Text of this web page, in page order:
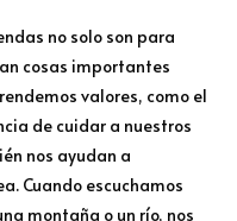
no solo son para
cosas importantes
valores, como el
de cuidar a nuestros
nos ayudan a
Cuando escuchamos
montaña o un río, nos